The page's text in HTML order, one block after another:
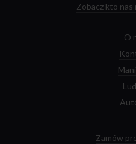
Zobacz kto nas
O
Zamów